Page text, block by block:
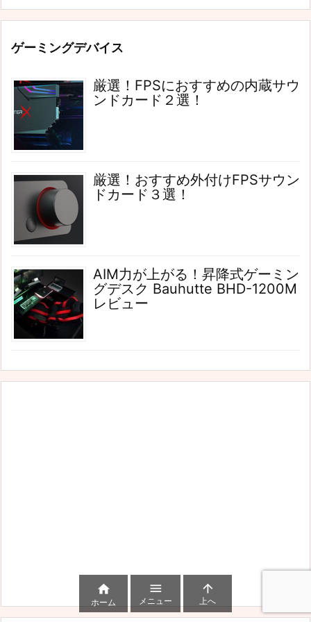
ゲーミングデバイス
厳選！FPSにおすすめの内蔵サウ
ンドカード２選！
厳選！おすすめ外付けFPSサウン
ドカード３選！
AIM力が上がる！昇降式ゲーミン
グデスク Bauhutte BHD-1200M
レビュー

ホーム

メニュー

上へ